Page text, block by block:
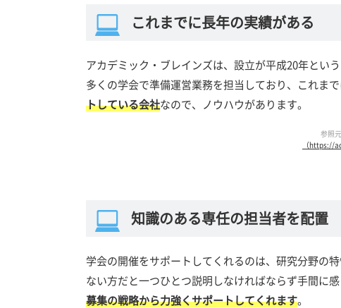
これまでに長年の実績がある
アカデミック・ブレインズは、設立が平成20年とい
多くの学会で準備運営業務を担当しており、これま
トしている会社なので、ノウハウがあります。
参照
（https://
知識のある専任の担当者を配置
学会の開催をサポートしてくれるのは、研究分野の
ない方だと一つひとつ説明しなければならず手間に
募集の戦略から力強くサポートしてくれます。